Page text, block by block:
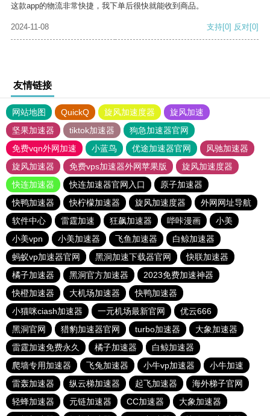
这款app的物流非常快捷，我下单后很快就能收到商品。
2024-11-08 支持[0] 反对[0]
友情链接
网站地图 QuickQ 旋风加速度器
旋风加速
坚果加速器
tiktok加速器
狗急加速器官网
免费vqn外网加速
小蓝鸟 优途加速器官网
风驰加速器
旋风加速器
免费vps加速器外网苹果版
旋风加速度器
快连加速器
快连加速器官网入口
原子加速器
快鸭加速器
快柠檬加速器 旋风加速度器
外网网址导航
软件中心
雷霆加速 狂飙加速器 哔咔漫画
小美
小美vpn
小美加速器 飞鱼加速器
白鲸加速器
蚂蚁vp加速器官网
黑洞加速下载器官网
快联加速器
橘子加速器
黑洞官方加速器
2023免费加速神器
快橙加速器
大机场加速器
快鸭加速器
小猫咪ciash加速器
一元机场最新官网
优云666
黑洞官网
猎豹加速器官网 turbo加速器
大象加速器
雷霆加速免费永久
橘子加速器
白鲸加速器
爬墙专用加速器
飞兔加速器 小牛vp加速器
小牛加速
雷轰加速器
纵云梯加速器 起飞加速器
海外梯子官网
轻蜂加速器
元链加速器 CC加速器
大象加速器